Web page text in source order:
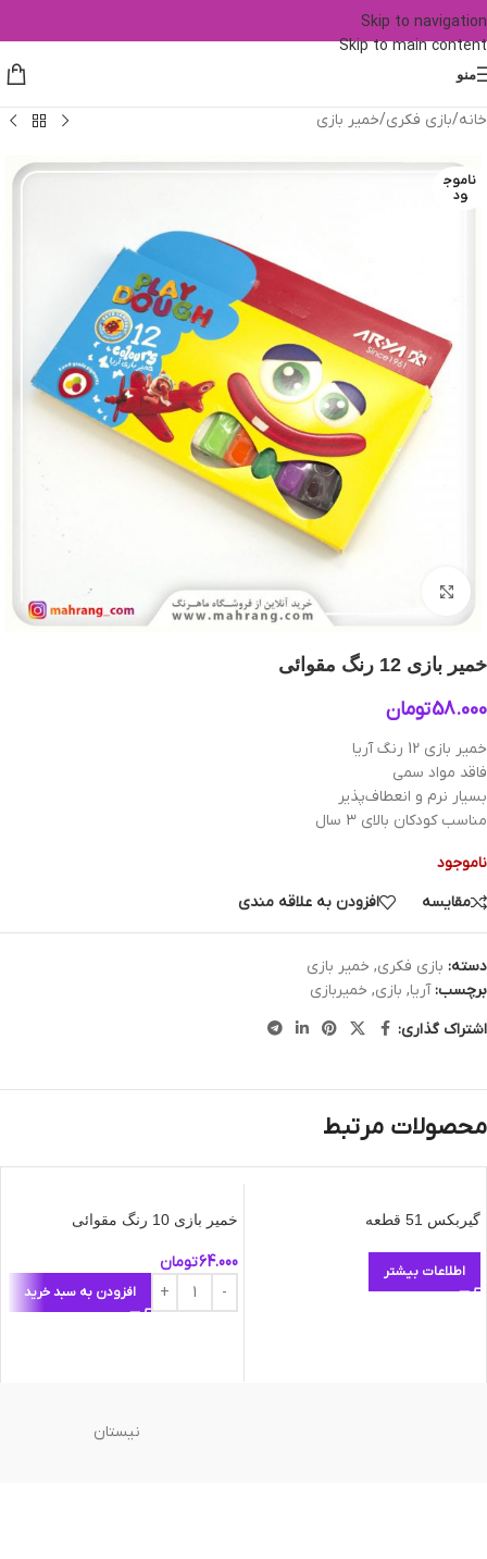
Skip to navigation
Skip to main content
منو
خانه/بازی فکری/خمیر بازی
ناموج
ود
خمیر بازی 12 رنگ مقوائی
58.000تومان
خمیر بازی 12 رنگ آریا
فاقد مواد سمی
بسیار نرم و انعطاف‌پذیر
مناسب کودکان بالای 3 سال
ناموجود
مقایسه
افزودن به علاقه مندی
دسته: بازی فکری, خمیر بازی
برچسب: آریا, بازی, خمیربازی
اشتراک گذاری:
محصولات مرتبط
گیربکس 51 قطعه
اطلاعات بیشتر
خمیر بازی 10 رنگ مقوائی
64.000تومان
افزودن به سبد خرید
نیستان